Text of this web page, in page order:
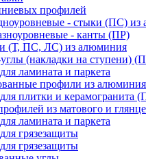
профилей
- стыки (ПС) из
- канты (ПР)
(Т, ПС, ЛС) из алюминия
(накладки на ступени)
ламината и паркета
профили из алюминия
плитки и керамогранита
из матового и
ламината и паркета
грязезащиты
грязезащиты